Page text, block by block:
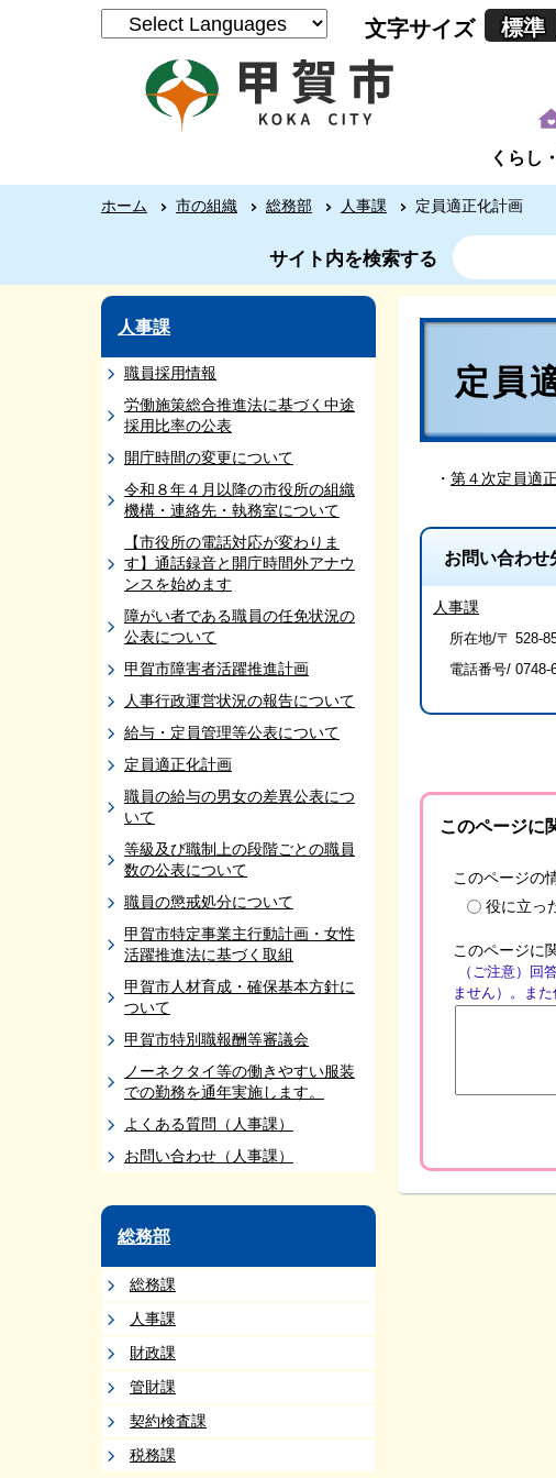
文字サイズ 標準
くらし
ホーム 市の組織 総務部 人事課 定員適正化計画
サイト内を検索する
人事課
職員採用情報
労働施策総合推進法に基づく中途
採用比率の公表
開庁時間の変更について
令和８年４月以降の市役所の組織
機構・連絡先・執務室について
【市役所の電話対応が変わりま
す】通話録音と開庁時間外アナウ
ンスを始めます
障がい者である職員の任免状況の
公表について
甲賀市障害者活躍推進計画
人事行政運営状況の報告について
給与・定員管理等公表について
定員適正化計画
職員の給与の男女の差異公表につ
いて
等級及び職制上の段階ごとの職員
数の公表について
職員の懲戒処分について
甲賀市特定事業主行動計画・女性
活躍推進法に基づく取組
甲賀市人材育成・確保基本方針に
ついて
甲賀市特別職報酬等審議会
ノーネクタイ等の働きやすい服装
での勤務を通年実施します。
よくある質問（人事課）
お問い合わせ（人事課）
総務部
総務課
人事課
財政課
管財課
契約検査課
税務課
定員
・ 第４次定員適
お問い合わせ
人事課
所在地/〒 528-
電話番号/ 0748-
このページに
このページの
役に立っ
このページに
（ご注意）回
ません）。ま